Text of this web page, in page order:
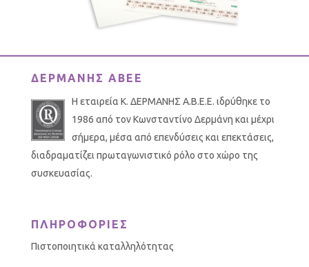
ΔΕΡΜΑΝΗΣ ΑΒΕΕ
Η εταιρεία Κ. ΔΕΡΜΑΝΗΣ Α.Β.Ε.Ε. ιδρύθηκε το
1986 από τον Κωνσταντίνο Δερμάνη και μέχρι
σήμερα, μέσα από επενδύσεις και επεκτάσεις,
διαδραματίζει πρωταγωνιστικό ρόλο στο χώρο της
συσκευασίας.
ΠΛΗΡΟΦΟΡΙΕΣ
Πιστοποιητικά καταλληλότητας